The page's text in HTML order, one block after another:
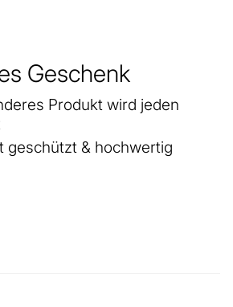
Geschenk
Produkt wird jeden
geschützt & hochwertig